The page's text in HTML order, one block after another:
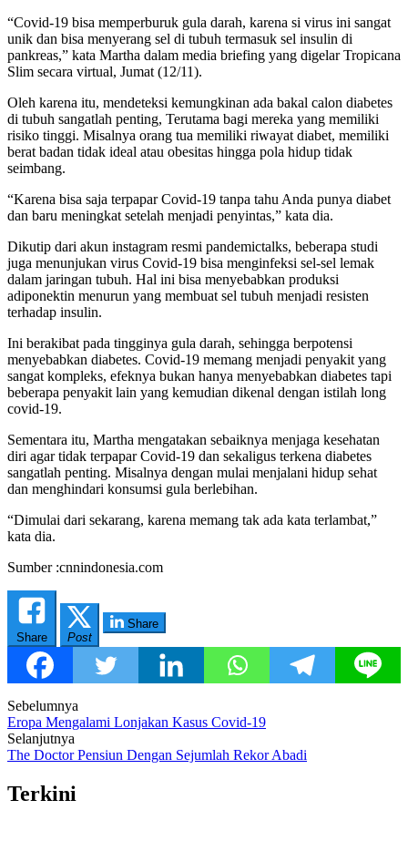
“Covid-19 bisa memperburuk gula darah, karena si virus ini sangat
unik dan bisa menyerang sel di tubuh termasuk sel insulin di
pankreas,” kata Martha dalam media briefing yang digelar Tropicana
Slim secara virtual, Jumat (12/11).
Oleh karena itu, mendeteksi kemungkinan ada bakal calon diabetes
di tubuh sangatlah penting, Terutama bagi mereka yang memiliki
risiko tinggi. Misalnya orang tua memiliki riwayat diabet, memiliki
berat badan tidak ideal atau obesitas hingga pola hidup tidak
seimbang.
“Karena bisa saja terpapar Covid-19 tanpa tahu Anda punya diabet
dan baru meningkat setelah menjadi penyintas,” kata dia.
Dikutip dari akun instagram resmi pandemictalks, beberapa studi
juga menunjukan virus Covid-19 bisa menginfeksi sel-sel lemak
dalam jaringan tubuh. Hal ini bisa menyebabkan produksi
adiponektin menurun yang membuat sel tubuh menjadi resisten
terhadap insulin.
Ini berakibat pada tingginya gula darah, sehingga berpotensi
menyebabkan diabetes. Covid-19 memang menjadi penyakit yang
sangat kompleks, efeknya bukan hanya menyebabkan diabetes tapi
beberapa penyakit lain yang kemudian dikenal dengan istilah long
covid-19.
Sementara itu, Martha mengatakan sebaiknya menjaga kesehatan
diri agar tidak terpapar Covid-19 dan sekaligus terkena diabetes
sangatlah penting. Misalnya dengan mulai menjalani hidup sehat
dan menghindari konsumsi gula berlebihan.
“Dimulai dari sekarang, karena memang tak ada kata terlambat,”
kata dia.
Sumber :cnnindonesia.com
Share Post
Share
Post
navigation
Sebelumnya
Eropa Mengalami Lonjakan Kasus Covid-19
Selanjutnya
The Doctor Pensiun Dengan Sejumlah Rekor Abadi
Terkini